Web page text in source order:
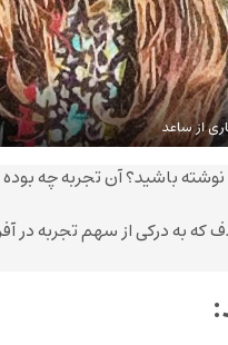
از ساعد
باشید؟ آن تجربه چه
که به درکی از سهم تجربه در